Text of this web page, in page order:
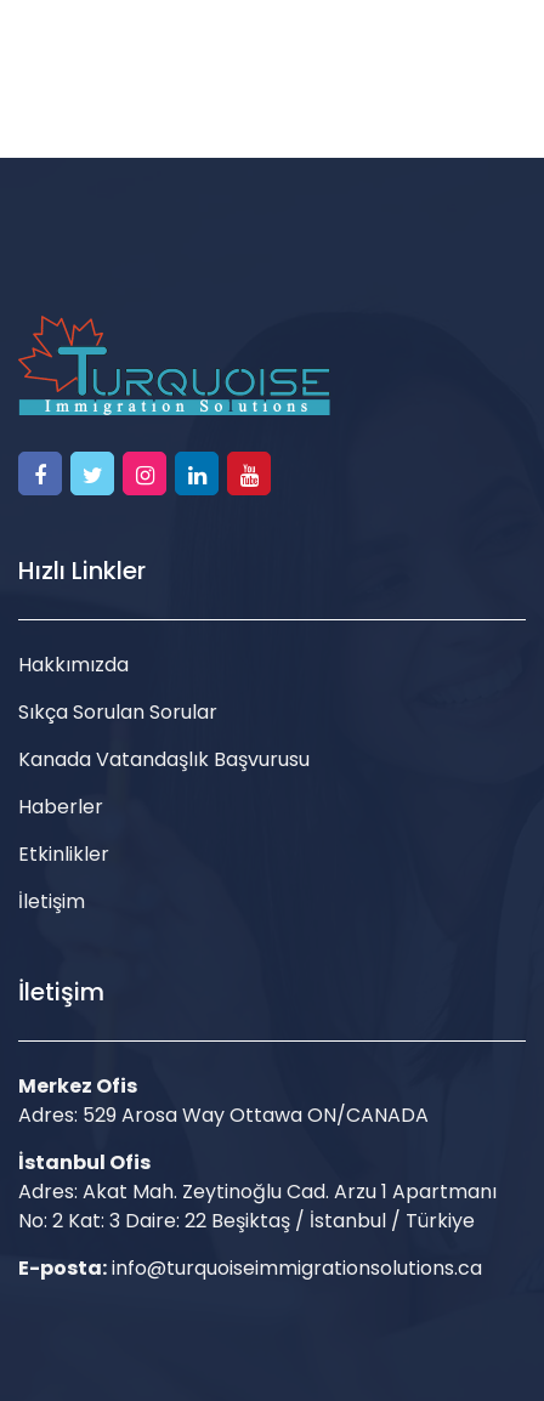
Hızlı Linkler
Hakkımızda
Sıkça Sorulan Sorular
Kanada Vatandaşlık Başvurusu
Haberler
Etkinlikler
İletişim
İletişim
Merkez Ofis
Adres: 529 Arosa Way Ottawa ON/CANADA
İstanbul Ofis
Adres: Akat Mah. Zeytinoğlu Cad. Arzu 1 Apartmanı
No: 2 Kat: 3 Daire: 22 Beşiktaş / İstanbul / Türkiye
E-posta:info@turquoiseimmigrationsolutions.ca